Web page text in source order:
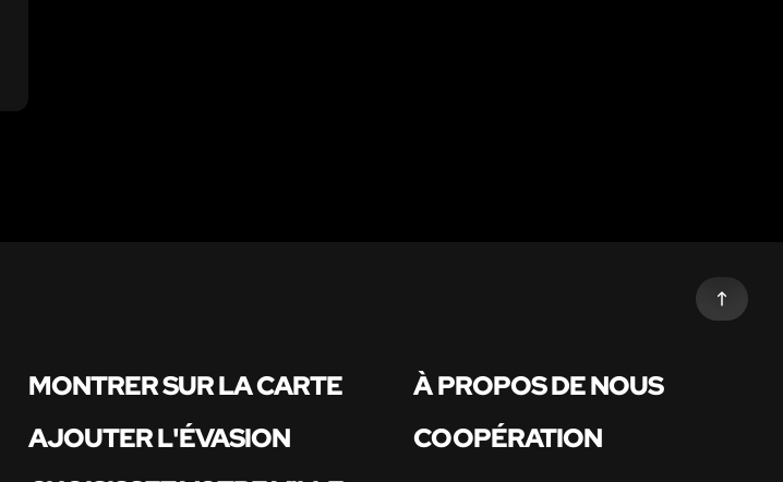
MONTRER SUR LA CARTE
À PROPOS DE NOUS
AJOUTER L'ÉVASION
COOPÉRATION